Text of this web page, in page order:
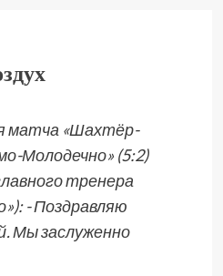
матча «Шахтёр-
Молодечно» (5:2)
тренера
- Поздравляю
Мы заслуженно